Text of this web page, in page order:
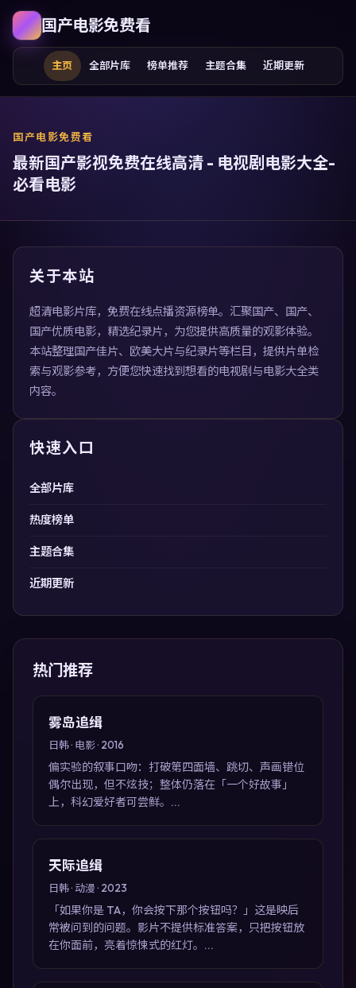
国产电影免费看
主页 全部片库 榜单推荐 主题合集 近期更新
国产电影免费看
最新国产影视免费在线高清 - 电视剧电影大全-
必看电影
关于本站
超清电影片库，免费在线点播资源榜单。汇聚国产、国产、
国产优质电影，精选纪录片，为您提供高质量的观影体验。
本站整理国产佳片、欧美大片与纪录片等栏目，提供片单检
索与观影参考，方便您快速找到想看的电视剧与电影大全类
内容。
快速入口
全部片库
热度榜单
主题合集
近期更新
热门推荐
雾岛追缉
日韩 · 电影 · 2016
偏实验的叙事口吻：打破第四面墙、跳切、声画错位
偶尔出现，但不炫技；整体仍落在「一个好故事」
上，科幻爱好者可尝鲜。...
天际追缉
日韩 · 动漫 · 2023
「如果你是 TA，你会按下那个按钮吗？」这是映后
常被问到的问题。影片不提供标准答案，只把按钮放
在你面前，亮着惊悚式的红灯。...